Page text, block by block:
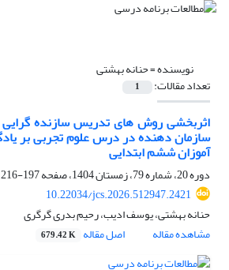
نویسنده =حنانه بهشتی
تعداد مقالات: 1
سازمان دهنده در درس علوم تجربی بر
آموزان ششم ابتدایی
دوره 20، شماره 79، زمستان 1404، صفحه
197-216
10.22034/jcs.2026.512947.2421
حنانه بهشتی، یوسف ادیب، رحیم بدری گرگری
مشاهده مقاله
اصل مقاله 679.42 K